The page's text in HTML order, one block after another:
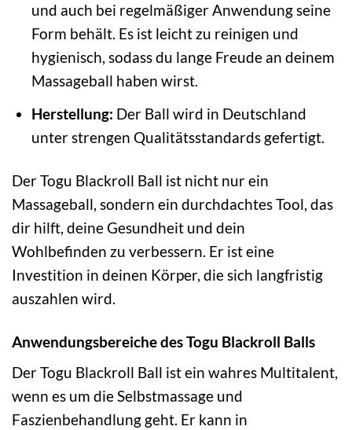
und auch bei regelmäßiger Anwendung seine
Form behält. Es ist leicht zu reinigen und
hygienisch, sodass du lange Freude an deinem
Massageball haben wirst.
Herstellung: Der Ball wird in Deutschland
unter strengen Qualitätsstandards gefertigt.
Der Togu Blackroll Ball ist nicht nur ein
Massageball, sondern ein durchdachtes Tool, das
dir hilft, deine Gesundheit und dein
Wohlbefinden zu verbessern. Er ist eine
Investition in deinen Körper, die sich langfristig
auszahlen wird.
Anwendungsbereiche des Togu Blackroll Balls
Der Togu Blackroll Ball ist ein wahres Multitalent,
wenn es um die Selbstmassage und
Faszienbehandlung geht. Er kann in